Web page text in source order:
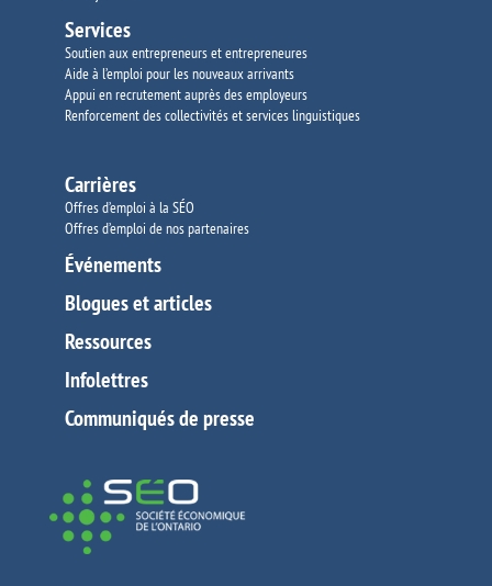
Services
Soutien aux entrepreneurs et entrepreneures
Aide à l’emploi pour les nouveaux arrivants
Appui en recrutement auprès des employeurs
Renforcement des collectivités et services linguistiques
Carrières
Offres d’emploi à la SÉO
Offres d’emploi de nos partenaires
Événements
Blogues et articles
Ressources
Infolettres
Communiqués de presse